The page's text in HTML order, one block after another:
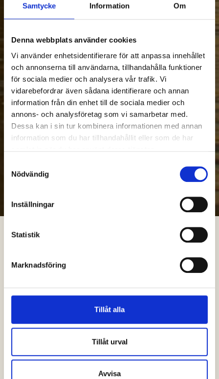
Samtycke Information Om
Denna webbplats använder cookies
Vi använder enhetsidentifierare för att anpassa innehållet
och annonserna till användarna, tillhandahålla funktioner
för sociala medier och analysera vår trafik. Vi
vidarebefordrar även sådana identifierare och annan
information från din enhet till de sociala medier och
annons- och analysföretag som vi samarbetar med.
Dessa kan i sin tur kombinera informationen med annan
information som du har tillhandahållit eller som de har
Nödvändig
Inställningar
Statistik
Marknadsföring
Tillåt alla
Tillåt urval
Avvisa
PMH International AB förvärvas av
Indutrade AB